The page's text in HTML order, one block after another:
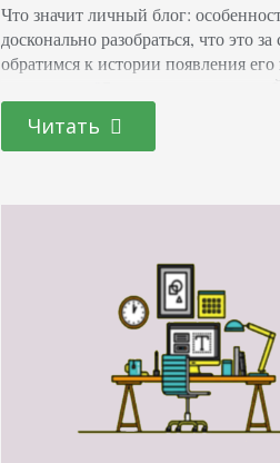
Что значит личный блог:
досконально разобраться, что это
обратимся к истории появления
придумал в 97 году прошлого века
название от английского web log,
два года Питер Мерхольц тоже
Читать